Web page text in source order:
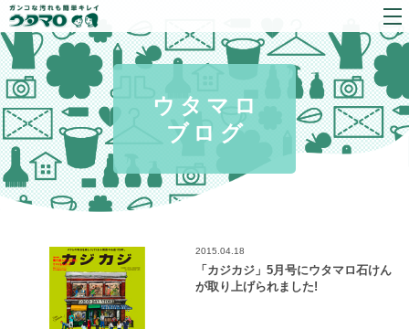
ウタマロ
ブログ
2015.04.18
「カジカジ」5月号にウタマロ石けん
が取り上げられました!